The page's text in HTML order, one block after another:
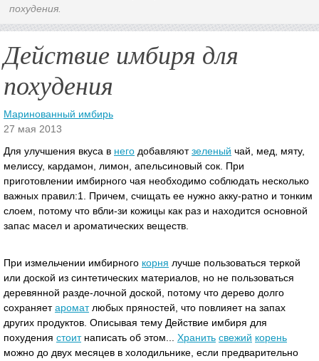
похудения.
Действие имбиря для
похудения
Маринованный имбирь
27 мая 2013
Для улучшения вкуса в него добавляютзеленый чай, мед, мяту,
мелиссу, кардамон, лимон, апельсиновый сок. При
приготовлении имбирного чая необходимо соблюдать несколько
важных правил:1. Причем, счищать ее нужно акку-ратно и тонким
слоем, потому что вбли-зи кожицы как раз и находится основной
запас масел и ароматических веществ.
При измельчении имбирного корня лучше пользоваться теркой
или доской из синтетических материалов, но не пользоваться
деревянной разде-лочной доской, потому что дерево долго
сохраняетароматлюбых пряностей, что повлияет на запах
других продуктов. Описывая тему Действие имбиря для
похудения стоитнаписать об этом... Хранить свежий корень
можно до двух месяцев в холодильнике, если предварительно